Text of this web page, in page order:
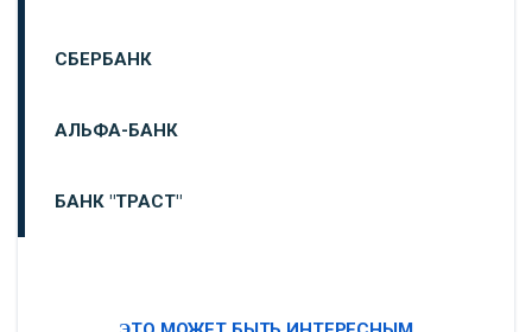
СБЕРБАНК
АЛЬФА-БАНК
БАНК "ТРАСТ"